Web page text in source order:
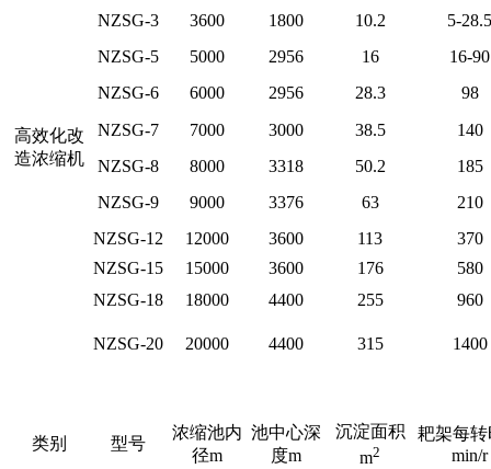
高效化改
造浓缩机
NZSG-3
3600 1800 10.2
5-28.5
NZSG-5
5000 2956 16
16-90
NZSG-6
6000 2956 28.3
98
NZSG-7
7000 3000 38.5
140
NZSG-8
8000 3318 50.2
185
NZSG-9
9000 3376 63
210
NZSG-12
12000 3600 113
370
NZSG-15
15000 3600 176
580
NZSG-18
18000 4400 255 960
NZSG-20 20000 4400 315 1400
类别 型号
浓缩池内
径m
池中心深
度m
沉淀面积
m2
耙架每转
min/r